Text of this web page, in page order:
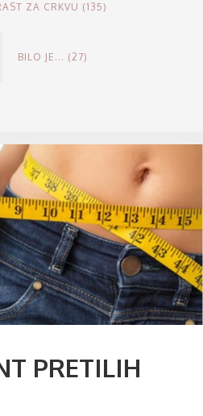
ZA CRKVU (135)
BILO JE... (27)
PRETILIH